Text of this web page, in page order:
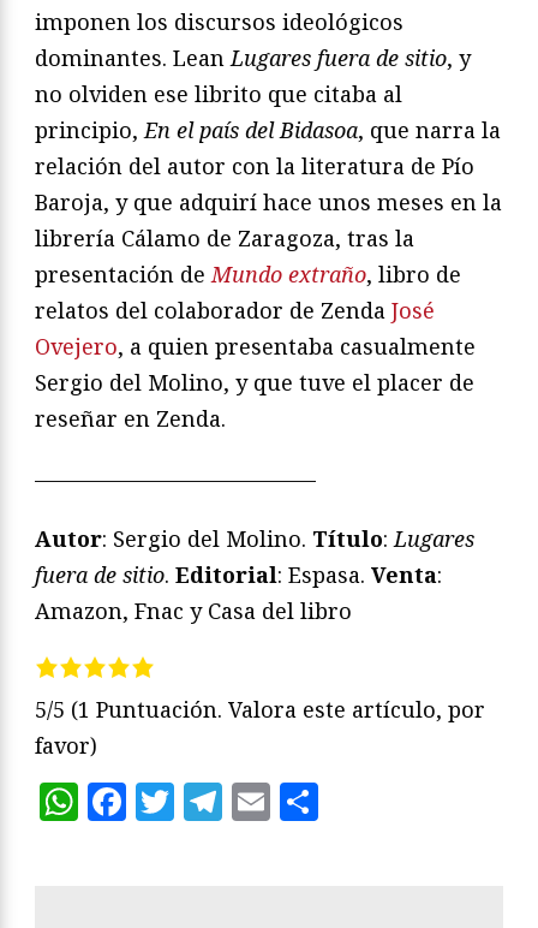
imponen los discursos ideológicos
dominantes. LeanLugares fuera de sitio, y
no olviden ese librito que citaba al
principio,En el país del Bidasoa, que narra la
relación del autor con la literatura de Pío
Baroja, y que adquirí hace unos meses en la
librería Cálamo de Zaragoza, tras la
presentación deMundo extraño, libro de
relatos del colaborador de Zenda José
Ovejero, a quien presentaba casualmente
Sergio del Molino, y que tuve el placer de
reseñar en Zenda.
—————————————
Autor: Sergio del Molino. Título:Lugares
fuera de sitio. Editorial: Espasa. Venta:
Amazon, Fnac y Casa del libro
5/5 (1 Puntuación. Valora este artículo, por
favor)
WhatsApp
Facebook
Twitter
Telegram
Email